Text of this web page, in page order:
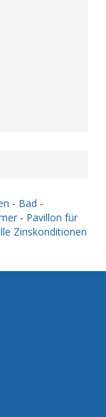
- Bad -
- Pavillon für
Zinskonditionen